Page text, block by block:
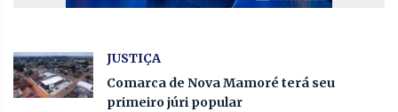
JUSTIÇA
Comarca de Nova Mamoré terá seu
primeiro júri popular